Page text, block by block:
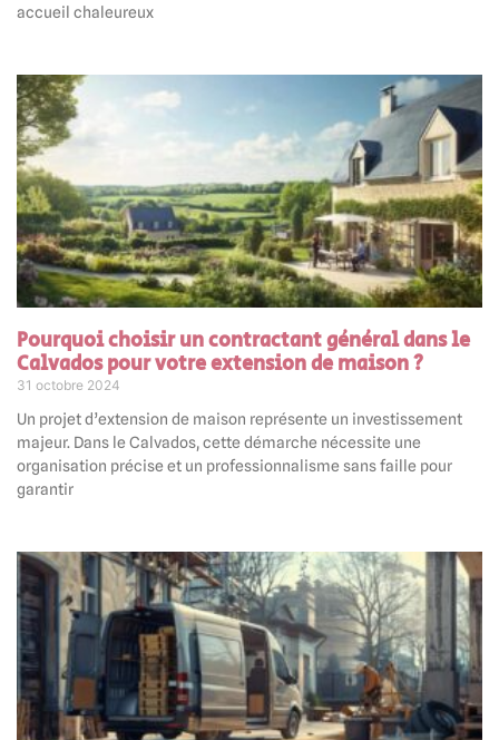
accueil chaleureux
Pourquoi choisir un contractant général dans le
Calvados pour votre extension de maison ?
31 octobre 2024
Un projet d’extension de maison représente un investissement
majeur. Dans le Calvados, cette démarche nécessite une
organisation précise et un professionnalisme sans faille pour
garantir